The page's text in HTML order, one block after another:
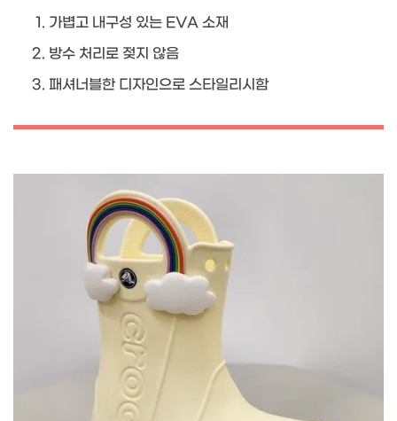
가볍고 내구성 있는 EVA 소재
방수 처리로 젖지 않음
패셔너블한 디자인으로 스타일리시함